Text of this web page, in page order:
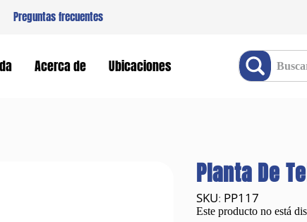
Preguntas frecuentes
Acerca de Ubicaciones
Buscar
Planta De
: PP117
Este producto no está